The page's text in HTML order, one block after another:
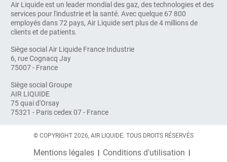
Air Liquide est un leader mondial des gaz, des technologies et des
services pour l'industrie et la santé. Avec quelque 67 800
employés dans 72 pays, Air Liquide sert plus de 4 millions de
clients et de patients.
Siège social Air Liquide France Industrie
6, rue Cognacq Jay
75007 - France
Siège social Groupe
AIR LIQUIDE
75 quai d'Orsay
75321 - Paris cedex 07 - France
© COPYRIGHT 2026, AIR LIQUIDE. TOUS DROITS RÉSERVÉS
Mentions légales
Conditions d'utilisation